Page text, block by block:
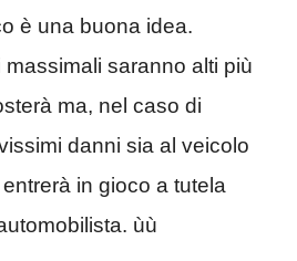
è una buona idea.
saranno alti più
ma, nel caso di
danni sia al veicolo
in gioco a tutela
ùù